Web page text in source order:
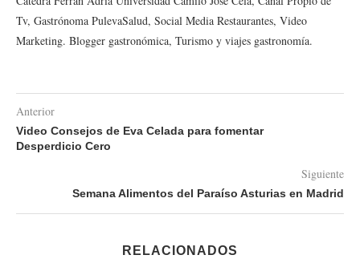
Tv, Gastrónoma PulevaSalud, Social Media Restaurantes, Video
Marketing. Blogger gastronómica, Turismo y viajes gastronomía.
Anterior
Video Consejos de Eva Celada para fomentar
Desperdicio Cero
Siguiente
Semana Alimentos del Paraíso Asturias en Madrid
RELACIONADOS